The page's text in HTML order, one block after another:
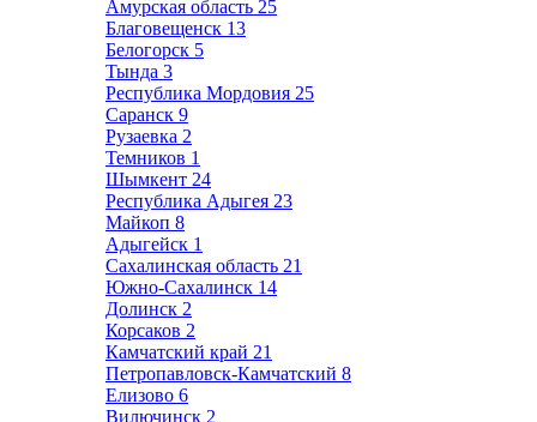
Амурская область 25
Благовещенск 13
Белогорск 5
Тында 3
Республика Мордовия 25
Саранск 9
Рузаевка 2
Темников 1
Шымкент 24
Республика Адыгея 23
Майкоп 8
Адыгейск 1
Сахалинская область 21
Южно-Сахалинск 14
Долинск 2
Корсаков 2
Камчатский край 21
Петропавловск-Камчатский 8
Елизово 6
Вилючинск 2